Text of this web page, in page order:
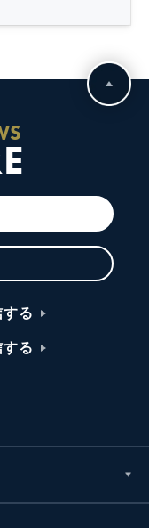
る
る